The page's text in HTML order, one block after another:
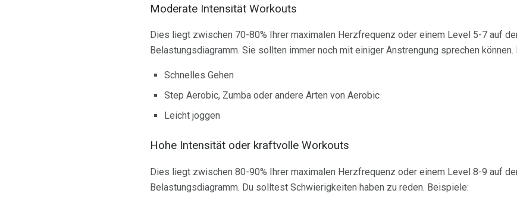
Moderate Intensität Workouts
Dies liegt zwischen 70-80% Ihrer maximalen Herzfrequenz oder einem Level 5-7 auf
Belastungsdiagramm. Sie sollten immer noch mit einiger Anstrengung sprechen können.
Schnelles Gehen
Step Aerobic, Zumba oder andere Arten von Aerobic
Leicht joggen
Hohe Intensität oder kraftvolle Workouts
Dies liegt zwischen 80-90% Ihrer maximalen Herzfrequenz oder einem Level 8-9 auf
Belastungsdiagramm. Du solltest Schwierigkeiten haben zu reden. Beispiele: